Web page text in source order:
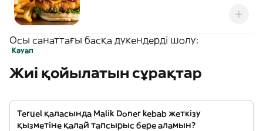
Осы санаттағы басқа дүкендерді шолу:
Кәуап
Жиі қойылатын сұрақтар
Teruel қаласында Malik Doner kebab жеткізу
қызметіне қалай тапсырыс бере аламын?